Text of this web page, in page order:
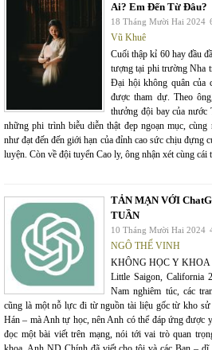
Ai? Em Đến Từ Đâu?
18 Tháng Mười Hai 2024
Vũ Khuê
Cuối thập kỉ 60 hay đầu
tượng tại phi trường Nha
Đại hội không quân của
được tham dự. Theo
thưởng đội bay của nước
những phi trình biễu diễn thật đẹp ngoạn mục,
như đạt đến đến giới hạn của đỉnh cao sức chịu đựng
luyện. Còn về đội tuyển Cao ly, ông nhận xét cùng
TẢN MẠN VỚI
TUẦN
10 Tháng Mười Hai 2024
NGÔ THẾ VINH
KHÔNG HỌC Y
Little Saigon, California
Nam nghiêm túc, các
cũng là một nỗ lực đi từ nguồn tài liệu gốc từ kho
Hán – mà Anh tự học, nên Anh có thể đáp ứng được
đọc một bài viết trên mạng, nói tới vai trò quan